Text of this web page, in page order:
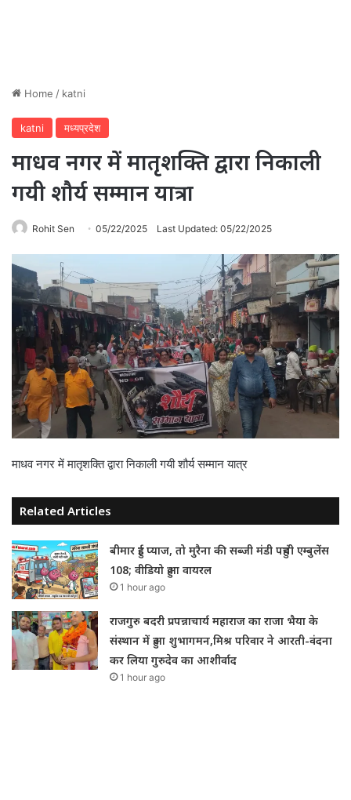
Home / katni
katni मध्यप्रदेश
माधव नगर में मातृशक्ति द्वारा निकाली
गयी शौर्य सम्मान यात्रा
Rohit Sen 05/22/2025 Last Updated: 05/22/2025
माधव नगर में मातृशक्ति द्वारा निकाली गयी शौर्य सम्मान यात्र
Related Articles
बीमार हुई प्याज, तो मुरैना की सब्जी मंडी पहुंची एम्बुलेंस
108; वीडियो हुआ वायरल
1 hour ago
राजगुरु बदरी प्रपन्नाचार्य महाराज का राजा भैया के
संस्थान में हुआ शुभागमन,मिश्र परिवार ने आरती-वंदना
कर लिया गुरुदेव का आशीर्वाद
1 hour ago